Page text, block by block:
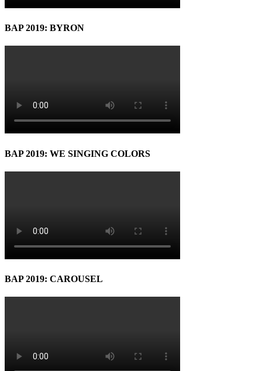
BAP 2019: BYRON
BAP 2019: WE SINGING COLORS
BAP 2019: CAROUSEL